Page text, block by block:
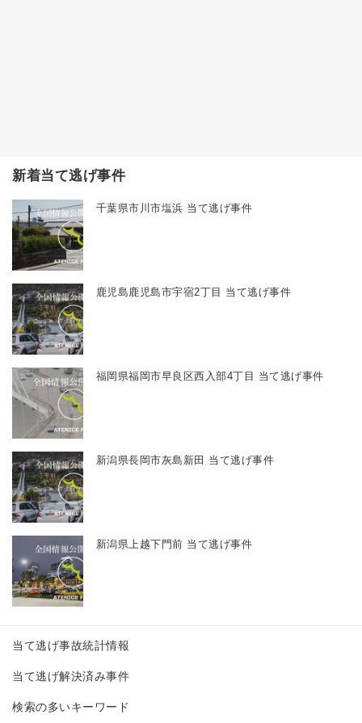
新着当て逃げ事件
千葉県市川市塩浜 当て逃げ事件
鹿児島鹿児島市宇宿2丁目 当て逃げ事件
福岡県福岡市早良区西入部4丁目 当て逃げ事件
新潟県長岡市灰島新田 当て逃げ事件
新潟県上越下門前 当て逃げ事件
当て逃げ事故統計情報
当て逃げ解決済み事件
検索の多いキーワード